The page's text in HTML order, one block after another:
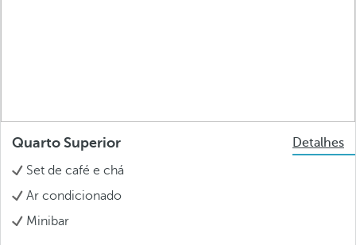
Quarto Superior
Detalhes
Set de café e chá
Ar condicionado
Minibar